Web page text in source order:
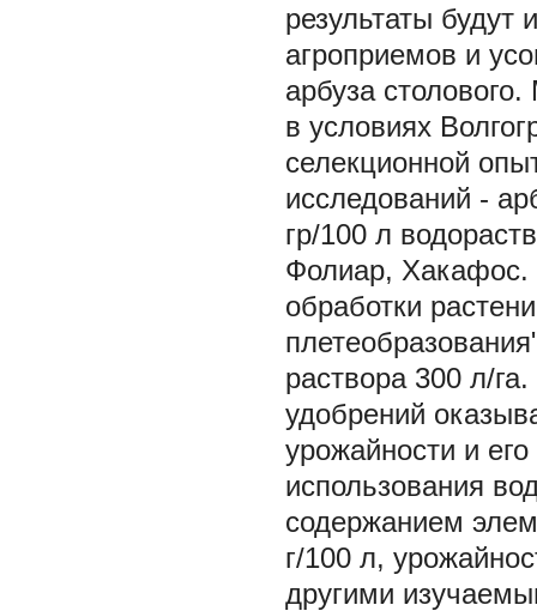
результаты будут
агроприемов и
арбуза
в условиях
селекционной
исследований -
гр/100 л
Фолиар, Хакафос.
обработки
раствора 300 л/
удобрений
урожайности и
использования
содержанием
г/100 л,
другими